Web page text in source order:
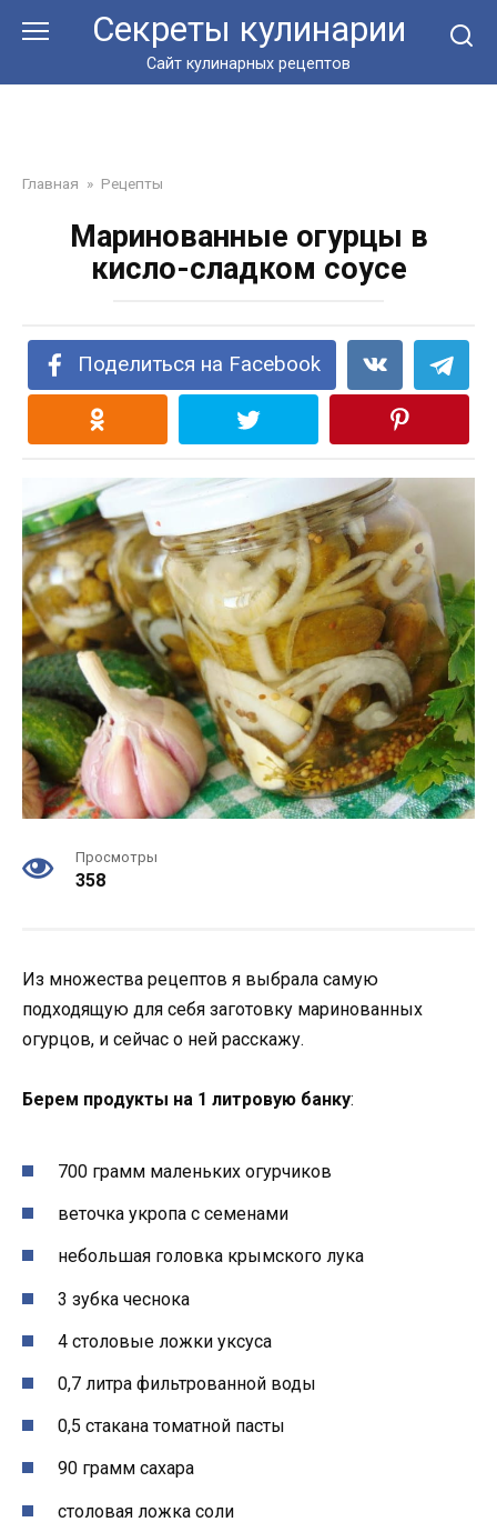
Секреты кулинарии
Сайт кулинарных рецептов
Главная » Рецепты
Маринованные огурцы в
кисло-сладком соусе
Поделиться на Facebook
Просмотры
358
Из множества рецептов я выбрала самую
подходящую для себя заготовку маринованных
огурцов, и сейчас о ней расскажу.
Берем продукты на 1 литровую банку:
700 грамм маленьких огурчиков
веточка укропа с семенами
небольшая головка крымского лука
3 зубка чеснока
4 столовые ложки уксуса
0,7 литра фильтрованной воды
0,5 стакана томатной пасты
90 грамм сахара
столовая ложка соли